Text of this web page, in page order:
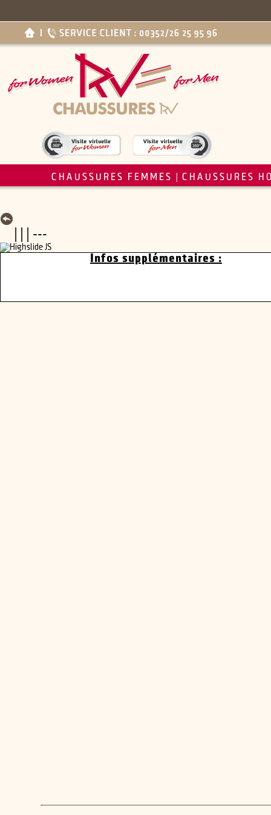
CHAUSSURES FEMMES CHAUSSURES
| | | ---
Infos supplémentaires :